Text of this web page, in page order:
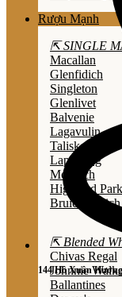
144 Hồ Xuân
Rượu Mạnh
⇱ SINGLE
Macallan
Glenfidich
Singleton
Glenlivet
Balvenie
Lagavulin
Talisker
Laphroaig
Mortlach
Highland Park
Bruichladdich
⇱ Blended
Chivas Regal
Johnnie
Ballantines